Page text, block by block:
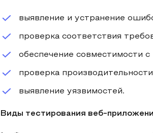
выявление и устранение
проверка соответствия
обеспечение совместимости
проверка
выявление уязвимостей.
Виды тестирования веб-